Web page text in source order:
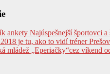
ankety Najúspešnejší športovci
je tu, ako to vidí tréner
mládež „Eperiačky“cez víkend